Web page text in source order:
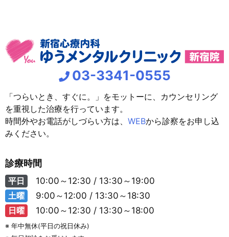
03-3341-0555
「つらいとき、すぐに。」をモットーに、カウンセリング
を重視した治療を行っています。
時間外やお電話がしづらい方は、 WEBから診察をお申し込
みください。
診療時間
平日
10:00～12:30 / 13:30～19:00
土曜
9:00～12:00 / 13:30～18:30
日曜
10:00～12:30 / 13:30～18:00
※ 年中無休(平日の祝日休み)